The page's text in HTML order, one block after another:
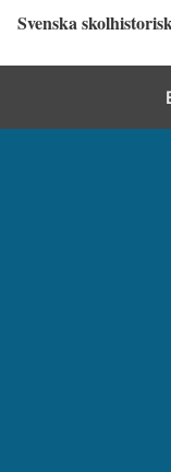
Svenska